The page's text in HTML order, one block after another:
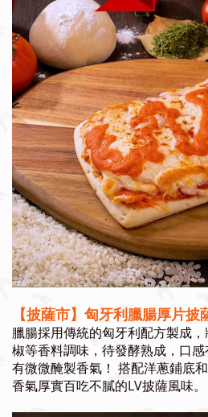
【披薩市】匈牙利臘腸厚片披
臘腸採用傳統的匈牙利配方製成
椒等香料調味，待發酵熟成，口
有微微醃製香氣！ 搭配洋蔥鋪底
香氣厚實百吃不膩的LV披薩風味。